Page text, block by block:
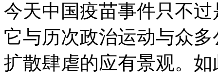
今天中国疫苗事件只不
它与历次政治运动与众
扩散肆虐的应有景观。